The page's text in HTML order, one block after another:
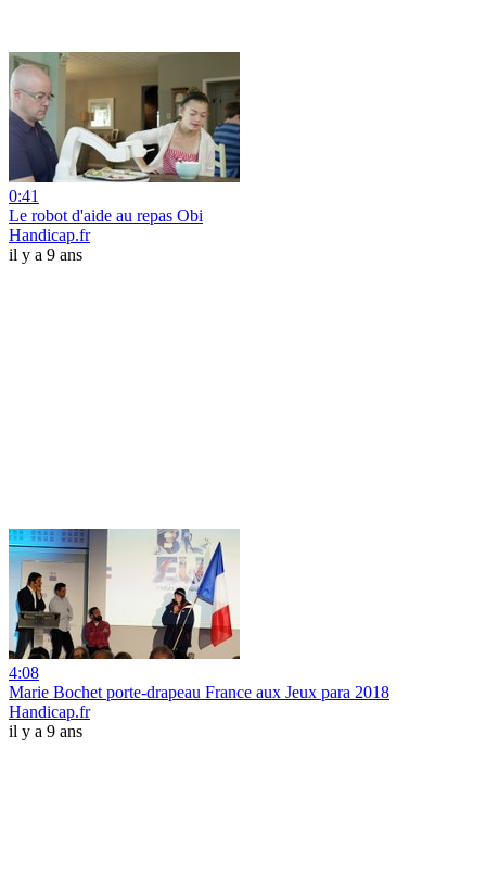
0:41
Le robot d'aide au repas Obi
Handicap.fr
il y a 9 ans
4:08
Marie Bochet porte-drapeau France aux Jeux para 2018
Handicap.fr
il y a 9 ans